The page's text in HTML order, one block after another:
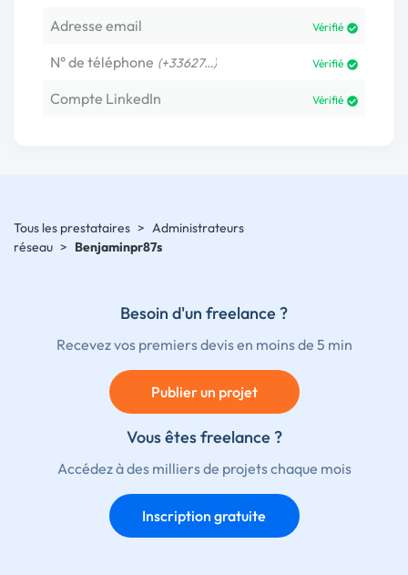
Adresse email Vérifié
N° de téléphone (+33627…) Vérifié
Compte LinkedIn Vérifié
Tous les prestataires > Administrateurs
réseau > Benjaminpr87s
Besoin d'un freelance ?
Recevez vos premiers devis en moins de 5 min
Publier un projet
Vous êtes freelance ?
Accédez à des milliers de projets chaque mois
Inscription gratuite